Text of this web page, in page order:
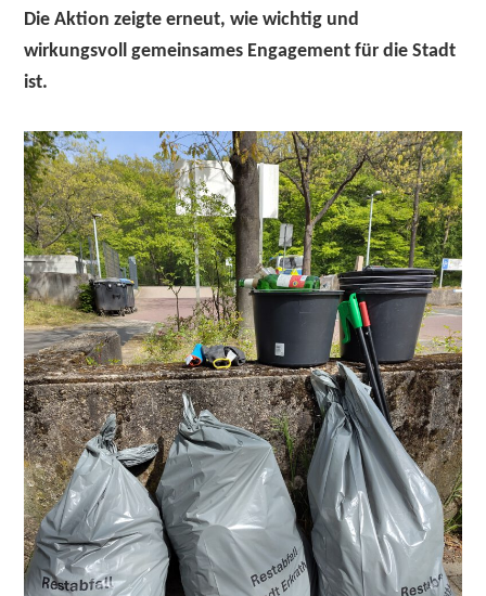
Die Aktion zeigte erneut, wie wichtig und
wirkungsvoll gemeinsames Engagement für die Stadt
ist.